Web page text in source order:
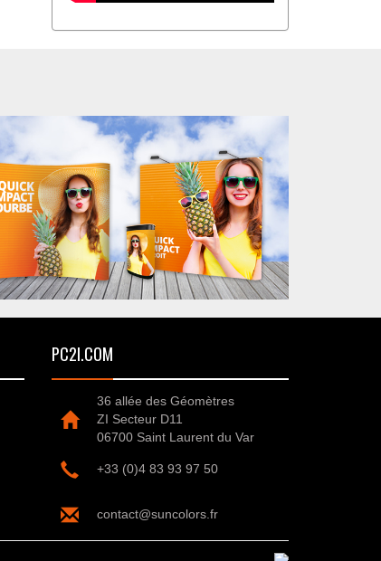
PC2I.COM
36 allée des Géomètres
ZI Secteur D11
06700 Saint Laurent du Var
+33 (0)4 83 93 97 50
contact@suncolors.fr